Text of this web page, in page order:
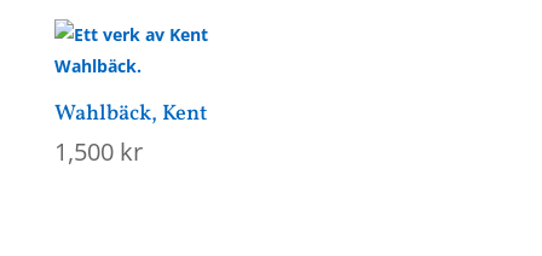
Wahlbäck, Kent
1,500 kr